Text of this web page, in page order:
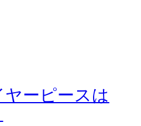
ーピースは